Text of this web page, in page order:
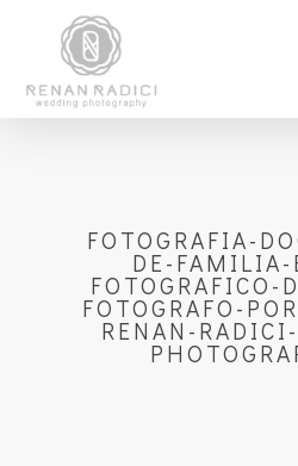
FOTOGRAFIA-
DE-FAMILIA-
FOTOGRAFICO-
FOTOGRAFO-
RENAN-